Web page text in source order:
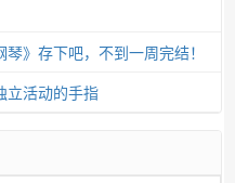
》存下吧，不到一周完结！
立活动的手指